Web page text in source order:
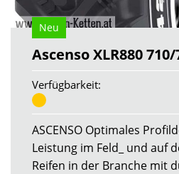
Neu
Ascenso XLR880 710/
Verfügbarkeit:
ASCENSO Optimales
Leistung im Feld_ und auf
Reifen in der Branche mit